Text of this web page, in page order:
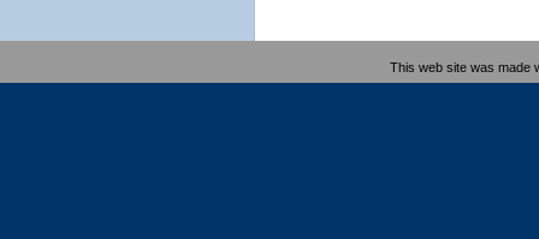
This web site was made